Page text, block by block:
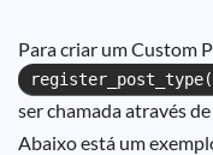
Para criar um Custom
ser chamada através
Abaixo está um